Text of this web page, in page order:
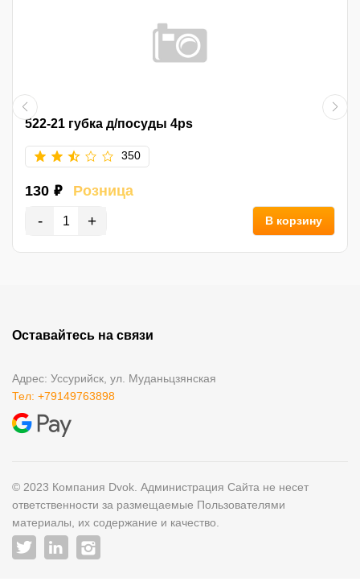
522-21 губка д/посуды 4ps
350
130 ₽ Розница
- + В корзину
Оставайтесь на связи
Адрес: Уссурийск, ул. Муданьцзянская
Тел: +79149763898
© 2023 Компания Dvok. Администрация Сайта не несет
ответственности за размещаемые Пользователями
материалы, их содержание и качество.